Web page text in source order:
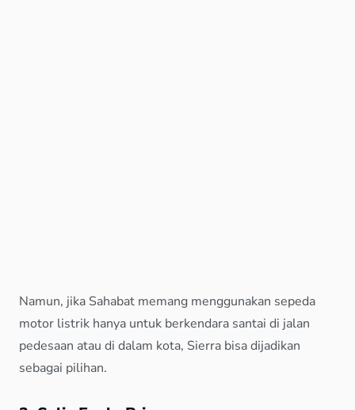
Namun, jika Sahabat memang menggunakan sepeda
motor listrik hanya untuk berkendara santai di jalan
pedesaan atau di dalam kota, Sierra bisa dijadikan
sebagai pilihan.